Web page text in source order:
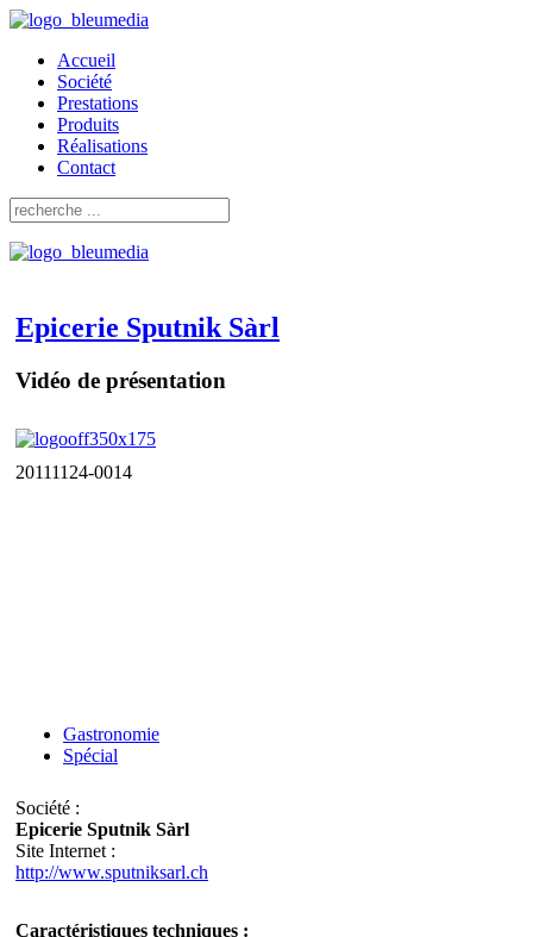
Accueil
Société
Prestations
Produits
Réalisations
Contact
Epicerie Sputnik Sàrl
Vidéo de présentation
20111124-0014
Gastronomie
Spécial
Société :
Epicerie Sputnik Sàrl
Site Internet :
http://www.sputniksarl.ch
Caractéristiques techniques :